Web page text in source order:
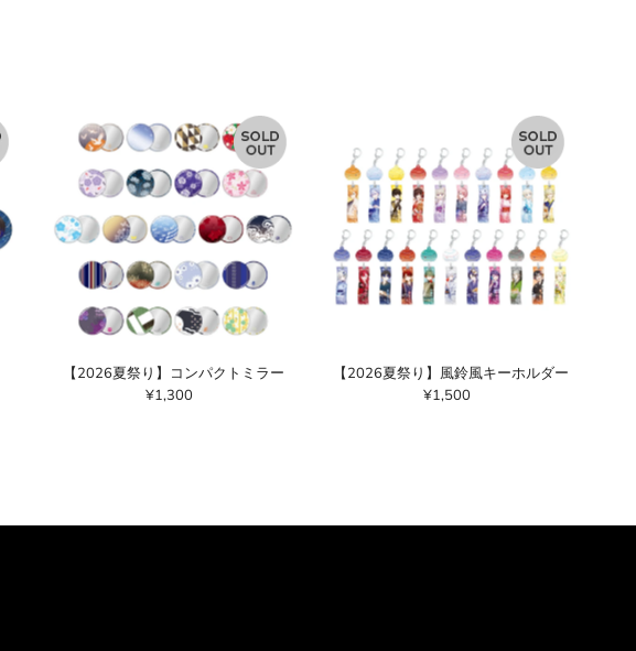
【2026夏祭り】コンパクトミラー
通
¥1,300
【2026夏祭り】風鈴風キーホルダー
通
¥1,500